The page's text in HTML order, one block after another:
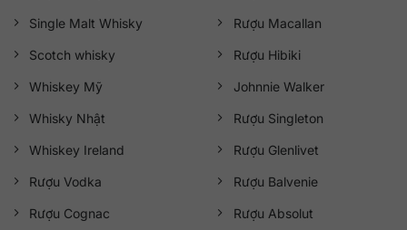
Single Malt Whisky
Scotch whisky
Whiskey Mỹ
Whisky Nhật
Whiskey Ireland
Rượu Vodka
Rượu Cognac
Rượu Macallan
Rượu Hibiki
Johnnie Walker
Rượu Singleton
Rượu Glenlivet
Rượu Balvenie
Rượu Absolut